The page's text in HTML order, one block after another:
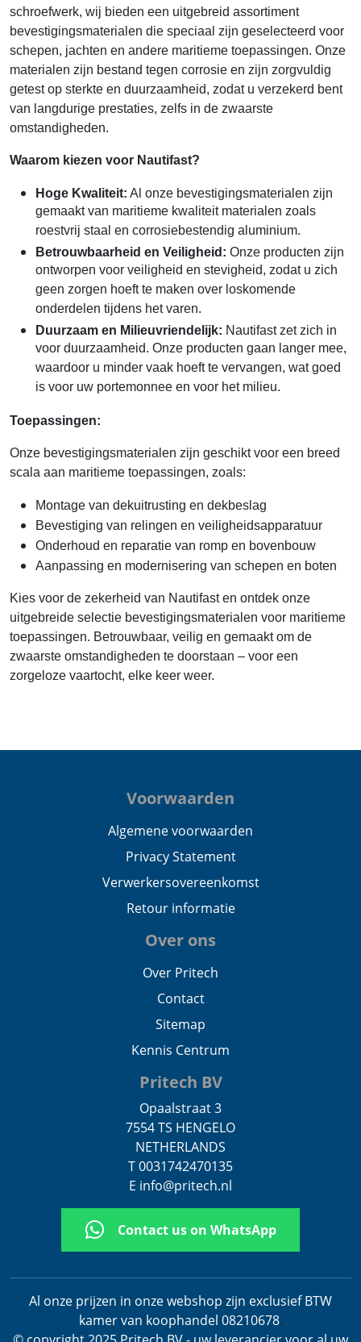
schroefwerk, wij bieden een uitgebreid assortiment
bevestigingsmaterialen die speciaal zijn geselecteerd voor
schepen, jachten en andere maritieme toepassingen. Onze
materialen zijn bestand tegen corrosie en zijn zorgvuldig
getest op sterkte en duurzaamheid, zodat u verzekerd bent
van langdurige prestaties, zelfs in de zwaarste
omstandigheden.
Waarom kiezen voor Nautifast?
Hoge Kwaliteit: Al onze bevestigingsmaterialen zijn
gemaakt van maritieme kwaliteit materialen zoals
roestvrij staal en corrosiebestendig aluminium.
Betrouwbaarheid en Veiligheid: Onze producten zijn
ontworpen voor veiligheid en stevigheid, zodat u zich
geen zorgen hoeft te maken over loskomende
onderdelen tijdens het varen.
Duurzaam en Milieuvriendelijk: Nautifast zet zich in
voor duurzaamheid. Onze producten gaan langer mee,
waardoor u minder vaak hoeft te vervangen, wat goed
is voor uw portemonnee en voor het milieu.
Toepassingen:
Onze bevestigingsmaterialen zijn geschikt voor een breed
scala aan maritieme toepassingen, zoals:
Montage van dekuitrusting en dekbeslag
Bevestiging van relingen en veiligheidsapparatuur
Onderhoud en reparatie van romp en bovenbouw
Aanpassing en modernisering van schepen en boten
Kies voor de zekerheid van Nautifast en ontdek onze
uitgebreide selectie bevestigingsmaterialen voor maritieme
toepassingen. Betrouwbaar, veilig en gemaakt om de
zwaarste omstandigheden te doorstaan – voor een
zorgeloze vaartocht, elke keer weer.
Voorwaarden
Algemene voorwaarden
Privacy Statement
Verwerkersovereenkomst
Retour informatie
Over ons
Over Pritech
Contact
Sitemap
Kennis Centrum
Pritech BV
Opaalstraat 3
7554 TS HENGELO
NETHERLANDS
T 0031742470135
E info@pritech.nl
Contact us on WhatsApp
Al onze prijzen in onze webshop zijn exclusief BTW
kamer van koophandel 08210678.